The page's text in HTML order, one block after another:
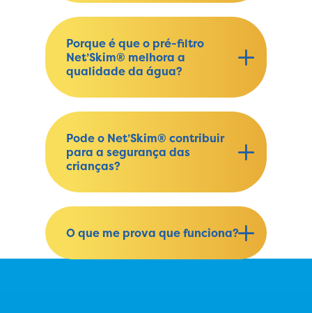
Porque é que o pré-filtro
Net’Skim® melhora a
qualidade da água?
Pode o Net’Skim® contribuir
para a segurança das
crianças?
O que me prova que funciona?